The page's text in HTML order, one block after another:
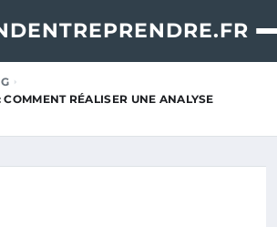
RÉALISER UNE ANALYSE